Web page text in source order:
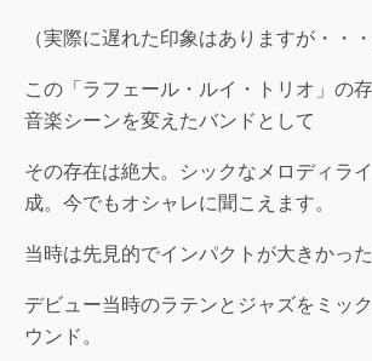
（実際に遅れた印象はありますが・・・
この「ラフェール・ルイ・トリオ」の
音楽シーンを変えたバンドとして
その存在は絶大。シックなメロディラ
成。今でもオシャレに聞こえます。
当時は先見的でインパクトが大きかった
デビュー当時のラテンとジャズをミッ
ウンド。